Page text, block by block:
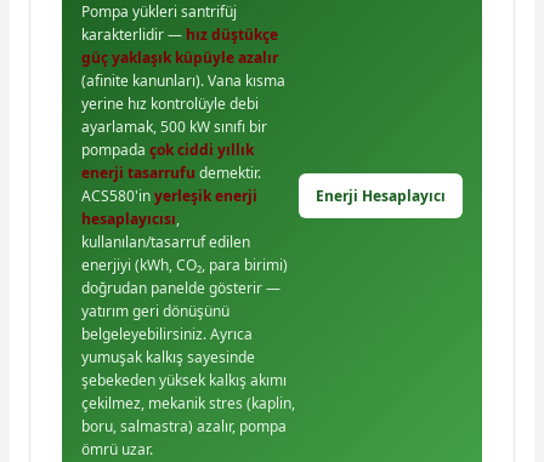
Pompa yükleri santrifüj
karakterlidir — hız düştükçe
güç yaklaşık küpüyle azalır
(afinite kanunları). Vana kısma
yerine hız kontrolüyle debi
ayarlamak, 500 kW sınıfı bir
pompada çok ciddi yıllık
enerji tasarrufu demektir.
ACS580'inyerleşik enerji
hesaplayıcısı,
kullanılan/tasarruf edilen
enerjiyi (kWh, CO₂, para birimi)
doğrudan panelde gösterir —
yatırım geri dönüşünü
belgeleyebilirsiniz. Ayrıca
yumuşak kalkış sayesinde
şebekeden yüksek kalkış akımı
çekilmez, mekanik stres (kaplin,
boru, salmastra) azalır, pompa
ömrü uzar.
Enerji Hesaplayıcı